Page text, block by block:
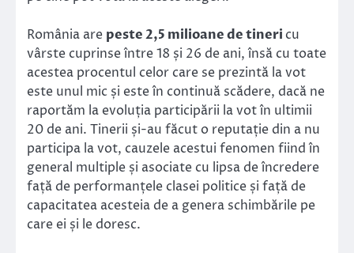
România are peste 2,5 milioane de tineri cu
vârste cuprinse între 18 și 26 de ani, însă cu toate
acestea procentul celor care se prezintă la vot
este unul mic și este în continuă scădere, dacă ne
raportăm la evoluția participării la vot în ultimii
20 de ani. Tinerii și-au făcut o reputație din a nu
participa la vot, cauzele acestui fenomen fiind în
general multiple și asociate cu lipsa de încredere
față de performanțele clasei politice și față de
capacitatea acesteia de a genera schimbările pe
care ei și le doresc.